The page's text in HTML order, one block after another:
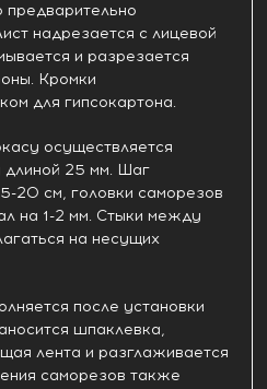
надрезается с лицевой
и разрезается
Кромки
для гипсокартона.
осуществляется
длиной 25 мм. Шаг
20 см, головки саморезов
на 1-2 мм. Стыки между
на несущих
после установки
шпаклевка,
лента и разглаживается
саморезов также